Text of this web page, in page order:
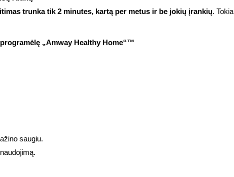
trunka tik 2 minutes, kartą per metus ir be jokių įrankių. Tokia
„Amway Healthy Home“™
saugiu.